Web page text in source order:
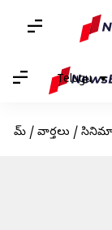
Telugu
హోమ్ / వార్తలు / సినిమా